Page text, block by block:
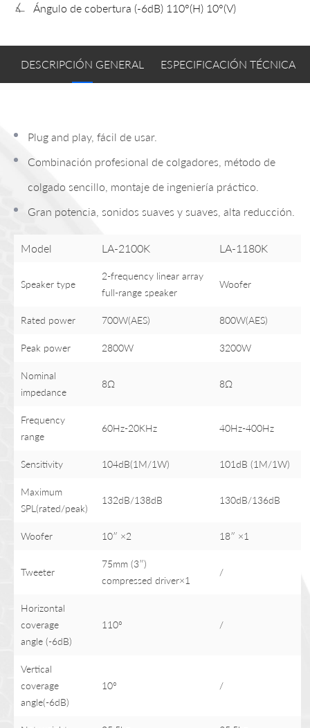
Ángulo de cobertura (-6dB) 110°(H) 10°(V)
DESCRIPCIÓN GENERAL ESPECIFICACIÓN TÉCNICA
Plug and play, fácil de usar.
Combinación profesional de colgadores, método de
colgado sencillo, montaje de ingeniería práctico.
Gran potencia, sonidos suaves y suaves, alta reducción.
Model LA-2100K LA-1180K
Speaker type
2-frequency linear array
full-range speaker
Woofer
Rated power 700W(AES) 800W(AES)
Peak power 2800W 3200W
Nominal
impedance
8Ω 8Ω
Frequency
range
60Hz-20KHz 40Hz-400Hz
Sensitivity 104dB(1M/1W) 101dB (1M/1W)
Maximum
SPL(rated/peak)
132dB/138dB 130dB/136dB
Woofer 10″ ×2 18″ ×1
Tweeter
75mm (3″)
compressed driver×1
/
Horizontal
coverage
angle (-6dB)
110° /
Vertical
coverage
angle(-6dB)
10° /